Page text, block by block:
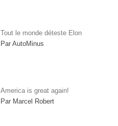
Tout le monde déteste Elon
Par AutoMinus
America is great again!
Par Marcel Robert